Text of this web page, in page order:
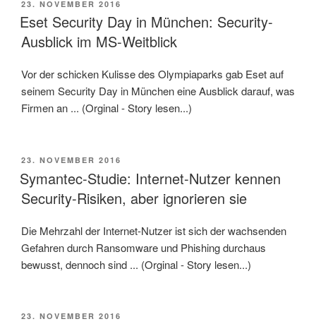
VERÖFFENTLICHT
AM
23. NOVEMBER 2016
Eset Security Day in München: Security-
Ausblick im MS-Weitblick
Vor der schicken Kulisse des Olympiaparks gab Eset auf
seinem Security Day in München eine Ausblick darauf, was
Firmen an ... (Orginal - Story lesen...)
VERÖFFENTLICHT
AM
23. NOVEMBER 2016
Symantec-Studie: Internet-Nutzer kennen
Security-Risiken, aber ignorieren sie
Die Mehrzahl der Internet-Nutzer ist sich der wachsenden
Gefahren durch Ransomware und Phishing durchaus
bewusst, dennoch sind ... (Orginal - Story lesen...)
VERÖFFENTLICHT
23. NOVEMBER 2016